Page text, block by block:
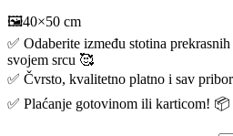
🖼️40×50 cm
✅ Odaberite između stotina
svojem srcu 🥰
✅ Čvrsto, kvalitetno platno i sav
✅ Plaćanje gotovinom ili karticom! 📦